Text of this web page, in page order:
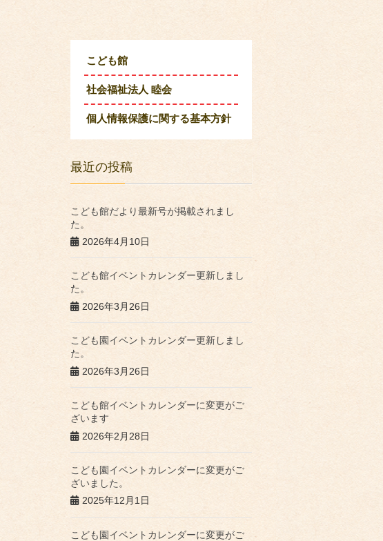
こども館
社会福祉法人 睦会
個人情報保護に関する基本方針
最近の投稿
こども館だより最新号が掲載されまし
た。
2026年4月10日
こども館イベントカレンダー更新しまし
た。
2026年3月26日
こども園イベントカレンダー更新しまし
た。
2026年3月26日
こども館イベントカレンダーに変更がご
ざいます
2026年2月28日
こども園イベントカレンダーに変更がご
ざいました。
2025年12月1日
こども園イベントカレンダーに変更がご